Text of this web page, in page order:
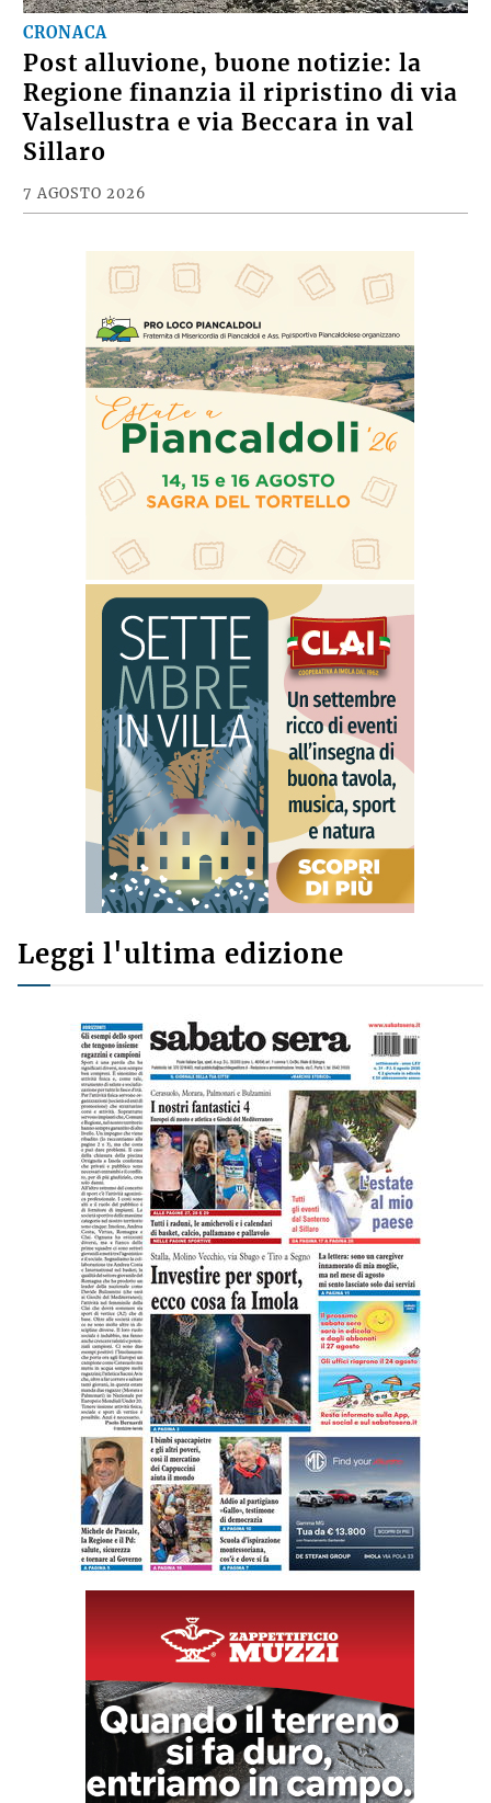
CRONACA
Post alluvione, buone notizie: la
Regione finanzia il ripristino di via
Valsellustra e via Beccara in val
Sillaro
7 AGOSTO 2026
Leggi l'ultima edizione